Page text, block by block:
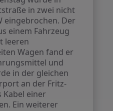
in zwei nicht
eingebrochen. Der
einem Fahrzeug
leeren
Wagen fand er
und
in der gleichen
an der Fritz-
Kabel einer
Ein weiterer